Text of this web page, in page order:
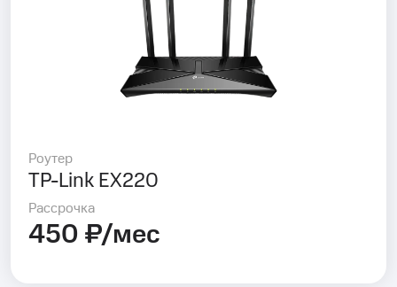
Роутер
TP-Link EX220
Рассрочка
450 ₽/мес